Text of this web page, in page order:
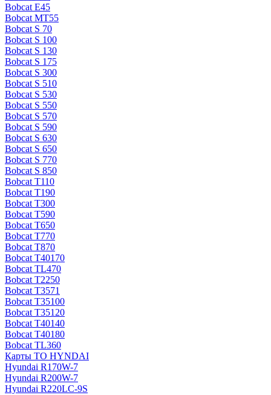
Bobcat E45
Bobcat MT55
Bobcat S 70
Bobcat S 100
Bobcat S 130
Bobcat S 175
Bobcat S 300
Bobcat S 510
Bobcat S 530
Bobcat S 550
Bobcat S 570
Bobcat S 590
Bobcat S 630
Bobcat S 650
Bobcat S 770
Bobcat S 850
Bobcat T110
Bobcat T190
Bobcat T300
Bobcat T590
Bobcat T650
Bobcat T770
Bobcat T870
Bobcat T40170
Bobcat TL470
Bobcat Т2250
Bobcat Т3571
Bobcat Т35100
Bobcat Т35120
Bobcat Т40140
Bobcat Т40180
Bobcat ТL360
Карты ТО HYNDAI
Hyundai R170W-7
Hyundai R200W-7
Hyundai R220LC-9S